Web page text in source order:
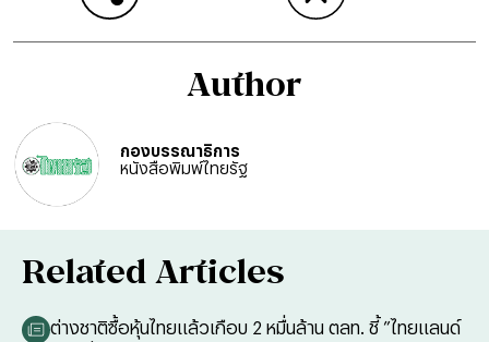
Author
กองบรรณาธิการ
หนังสือพิมพ์ไทยรัฐ
Related Articles
ต่างชาติซื้อหุ้นไทยแล้วเกือบ 2 หมื่นล้าน ตลท. ชี้ ”ไทยแลนด์